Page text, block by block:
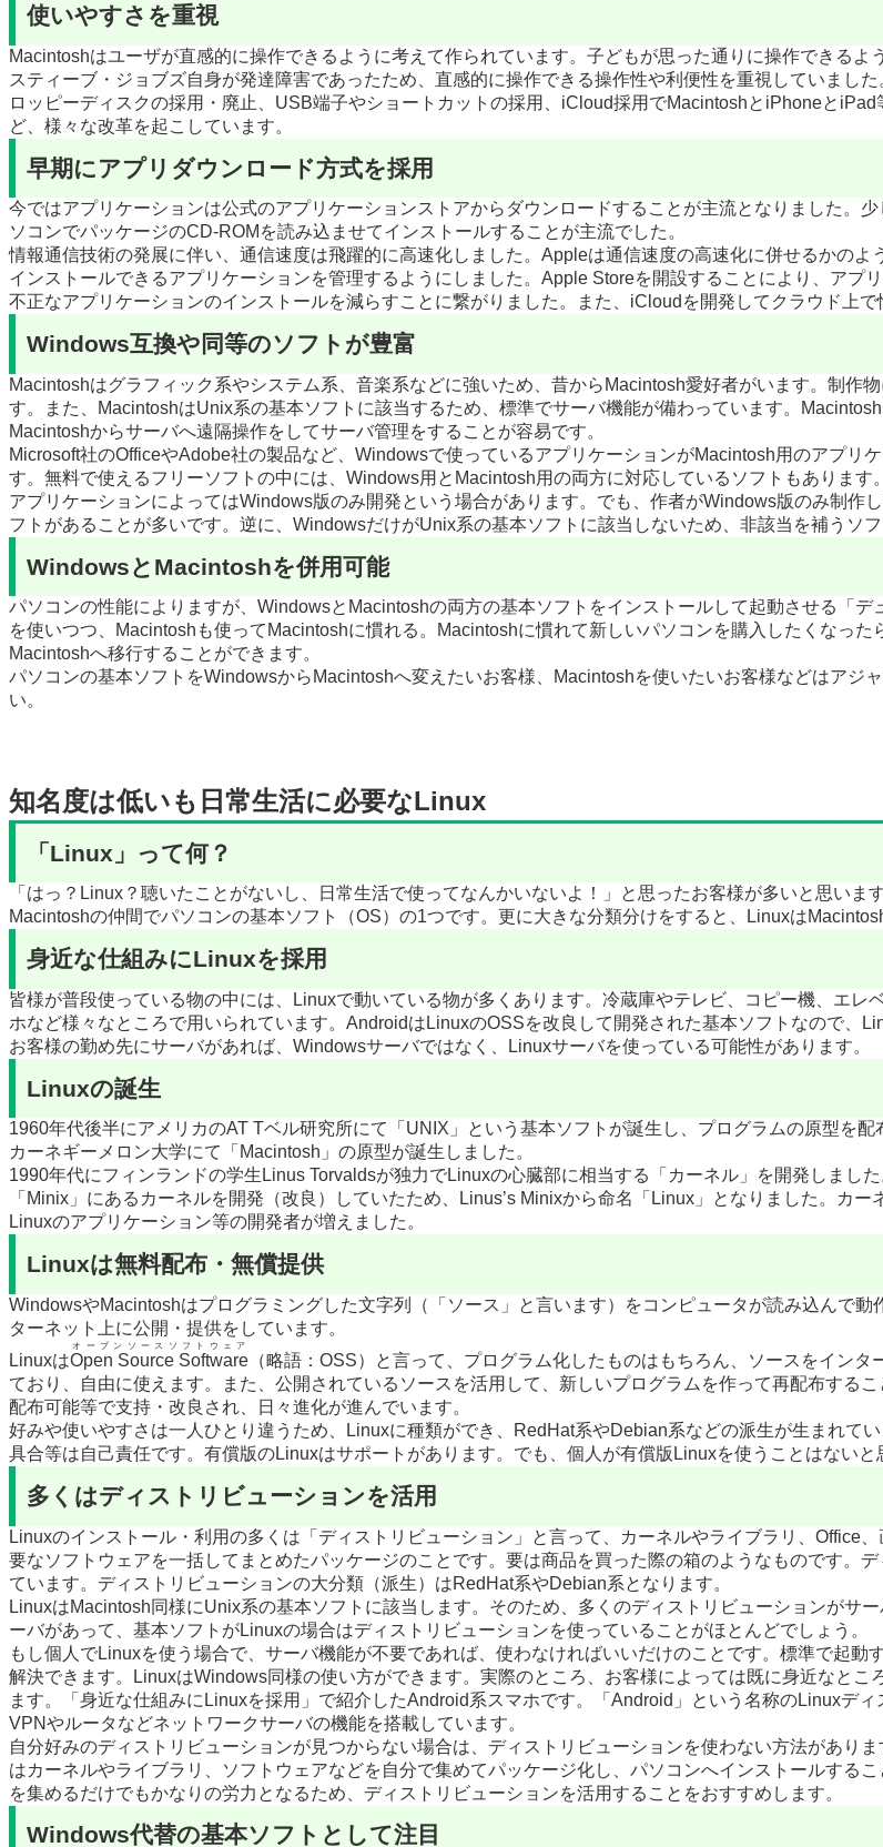
使いやすさを重視
Macintoshはユーザが直感的に操作できるように考えて作られています。子どもが思った通りに操作できるよ
スティーブ・ジョブズ自身が発達障害であったため、直感的に操作できる操作性や利便性を重視していまし
ロッピーディスクの採用・廃止、USB端子やショートカットの採用、iCloud採用でMacintoshとiPhoneと
ど、様々な改革を起こしています。
早期にアプリダウンロード方式を採用
今ではアプリケーションは公式のアプリケーションストアからダウンロードすることが主流となりました。
ソコンでパッケージのCD-ROMを読み込ませてインストールすることが主流でした。
情報通信技術の発展に伴い、通信速度は飛躍的に高速化しました。Appleは通信速度の高速化に併せるかの
インストールできるアプリケーションを管理するようにしました。Apple Storeを開設することにより、アプ
不正なアプリケーションのインストールを減らすことに繋がりました。また、iCloudを開発してクラウド上で
Windows互換や同等のソフトが豊富
Macintoshはグラフィック系やシステム系、音楽系などに強いため、昔からMacintosh愛好者がいます。制作
す。また、MacintoshはUnix系の基本ソフトに該当するため、標準でサーバ機能が備わっています。
Macintoshからサーバへ遠隔操作をしてサーバ管理をすることが容易です。
Microsoft社のOfficeやAdobe社の製品など、Windowsで使っているアプリケーションがMacintosh用のアプリ
す。無料で使えるフリーソフトの中には、Windows用とMacintosh用の両方に対応しているソフトもあります。
アプリケーションによってはWindows版のみ開発という場合があります。でも、作者がWindows版のみ制作
フトがあることが多いです。逆に、WindowsだけがUnix系の基本ソフトに該当しないため、非該当を補うソ
WindowsとMacintoshを併用可能
パソコンの性能によりますが、WindowsとMacintoshの両方の基本ソフトをインストールして起動させる「
を使いつつ、Macintoshも使ってMacintoshに慣れる。Macintoshに慣れて新しいパソコンを購入したくなっ
Macintoshへ移行することができます。
パソコンの基本ソフトをWindowsからMacintoshへ変えたいお客様、Macintoshを使いたいお客様などはアジ
い。
知名度は低いも日常生活に必要なLinux
「Linux」って何？
「はっ？Linux？聴いたことがないし、日常生活で使ってなんかいないよ！」と思ったお客様が多いと思いま
Macintoshの仲間でパソコンの基本ソフト（OS）の1つです。更に大きな分類分けをすると、Linuxは
身近な仕組みにLinuxを採用
皆様が普段使っている物の中には、Linuxで動いている物が多くあります。冷蔵庫やテレビ、コピー機、エレ
ホなど様々なところで用いられています。AndroidはLinuxのOSSを改良して開発された基本ソフトなので、
お客様の勤め先にサーバがあれば、Windowsサーバではなく、Linuxサーバを使っている可能性があります。
Linuxの誕生
1960年代後半にアメリカのAT Tベル研究所にて「 UNIX 」という基本ソフトが誕生し、プログラムの原型を
カーネギーメロン大学にて「Macintosh」の原型が誕生しました。
1990年代にフィンランドの学生Linus Torvaldsが独力でLinuxの心臓部に相当する「カーネル」を開発しまし
「 Minix 」にあるカーネルを開発（改良）していたため、 Linus’s Minixから命名「Linux」となりました。カー
Linuxのアプリケーション等の開発者が増えました。
Linuxは無料配布・無償提供
WindowsやMacintoshはプログラミングした文字列（「ソース」と言います）をコンピュータが読み込んで
ターネット上に公開・提供をしています。
LinuxはOpen Source Software
オープンソースソフトウェア
（略語：OSS）と言って、プログラム化したものはもちろん、ソースをイン
ており、自由に使えます。また、公開されているソースを活用して、新しいプログラムを作って再配布する
配布可能等で支持・改良され、日々進化が進んでいます。
好みや使いやすさは一人ひとり違うため、Linuxに種類ができ、RedHat系やDebian系などの派生が生まれて
具合等は自己責任です。有償版のLinuxはサポートがあります。でも、個人が有償版Linuxを使うことはないと
多くはディストリビューションを活用
Linuxのインストール・利用の多くは「ディストリビューション」と言って、カーネルやライブラリ、Office
要なソフトウェアを一括してまとめたパッケージのことです。要は商品を買った際の箱のようなものです。
ています。ディストリビューションの大分類（派生）はRedHat系やDebian系となります。
LinuxはMacintosh同様にUnix系の基本ソフトに該当します。そのため、多くのディストリビューションがサ
ーバがあって、基本ソフトがLinuxの場合はディストリビューションを使っていることがほとんどでしょう。
もし個人でLinuxを使う場合で、サーバ機能が不要であれば、使わなければいいだけのことです。標準で起動
解決できます。LinuxはWindows同様の使い方ができます。実際のところ、お客様によっては既に身近なとこ
ます。「身近な仕組みにLinuxを採用」で紹介したAndroid系スマホです。「Android」という名称のLinuxデ
VPNやルータなどネットワークサーバの機能を搭載しています。
自分好みのディストリビューションが見つからない場合は、ディストリビューションを使わない方法があり
はカーネルやライブラリ、ソフトウェアなどを自分で集めてパッケージ化し、パソコンへインストールする
を集めるだけでもかなりの労力となるため、ディストリビューションを活用することをおすすめします。
Windows代替の基本ソフトとして注目